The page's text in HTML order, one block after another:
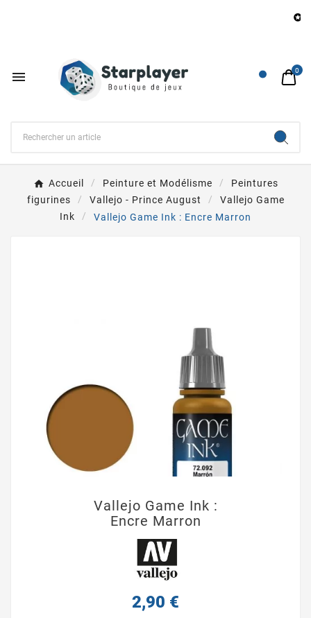

 0
Accueil Peinture et Modélisme
Peintures
figurines
Vallejo - Prince August
Vallejo Game
Ink
Vallejo Game Ink : Encre Marron
Vallejo Game Ink :
Encre Marron
2,90 €